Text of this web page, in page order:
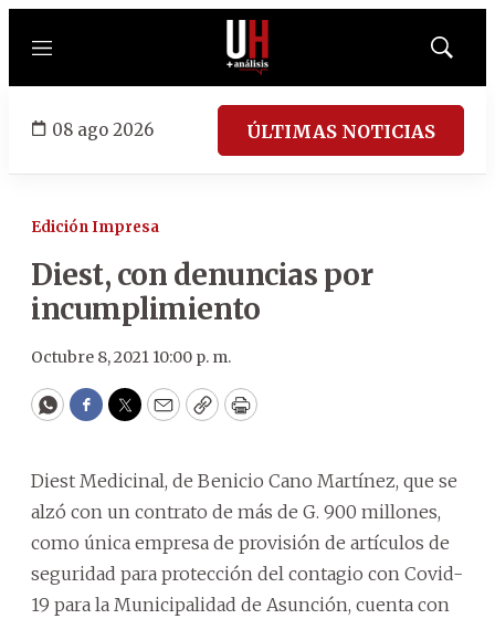
Menú
Mostrar
08 ago 2026 ÚLTIMAS NOTICIAS
Edición Impresa
Diest, con denuncias por
incumplimiento
Octubre 8, 2021 10:00 p. m.
WhatsApp
Facebook
Twitter
EmailCopyPrint
Diest Medicinal, de Benicio Cano Martínez, que se
alzó con un contrato de más de G. 900 millones,
como única empresa de provisión de artículos de
seguridad para protección del contagio con Covid-
19 para la Municipalidad de Asunción, cuenta con